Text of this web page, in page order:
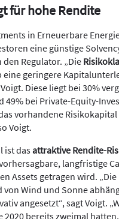
für hohe Rendite
in Erneuerbare
eine günstige
Regulator. „Die
eine geringere
Diese liegt bei 30%
49% bei Private-Equity-
vorhandene
Voigt.
ist dasattraktive Rendite-
langfristige
Assets getragen wird.
von Wind und Sonne
angesetzt“, sagt Voigt.
2020 bereits zweimal